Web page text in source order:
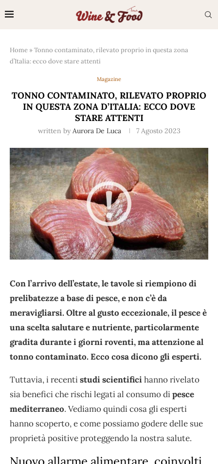
Home »Tonno contaminato, rilevato proprio in questa zona
d’Italia: ecco dove stare attenti
Magazine
TONNO CONTAMINATO, RILEVATO PROPRIO
IN QUESTA ZONA D’ITALIA: ECCO DOVE
STARE ATTENTI
written by Aurora De Luca 7 Agosto 2023
Con l’arrivo dell’estate, le tavole si riempiono di
prelibatezze a base di pesce, e non c’è da
meravigliarsi. Oltre al gusto eccezionale, il pesce è
una scelta salutare e nutriente, particolarmente
gradita durante i giorni roventi, ma attenzione al
tonno contaminato. Ecco cosa dicono gli esperti.
Tuttavia, i recentistudi scientificihanno rivelato
sia benefici che rischi legati al consumo dipesce
mediterraneo. Vediamo quindi cosa gli esperti
hanno scoperto, e come possiamo godere delle sue
proprietà positive proteggendo la nostra salute.